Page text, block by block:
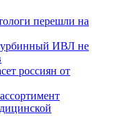
перешли на
ИВЛ не
россиян от